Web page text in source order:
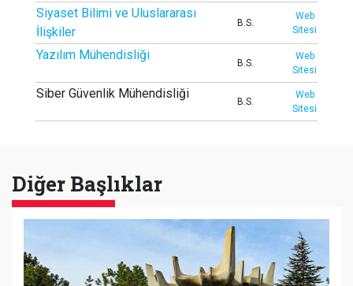
Siyaset Bilimi ve Uluslararası
İlişkiler
B.S.
Web
Sitesi
Yazılım Mühendisliği
B.S.
Web
Sitesi
Siber Güvenlik Mühendisliği
B.S.
Web
Sitesi
Diğer Başlıklar